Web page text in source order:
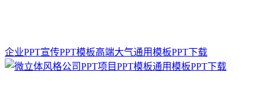
企业PPT宣传PPT模板高端大气通用模板PPT下载